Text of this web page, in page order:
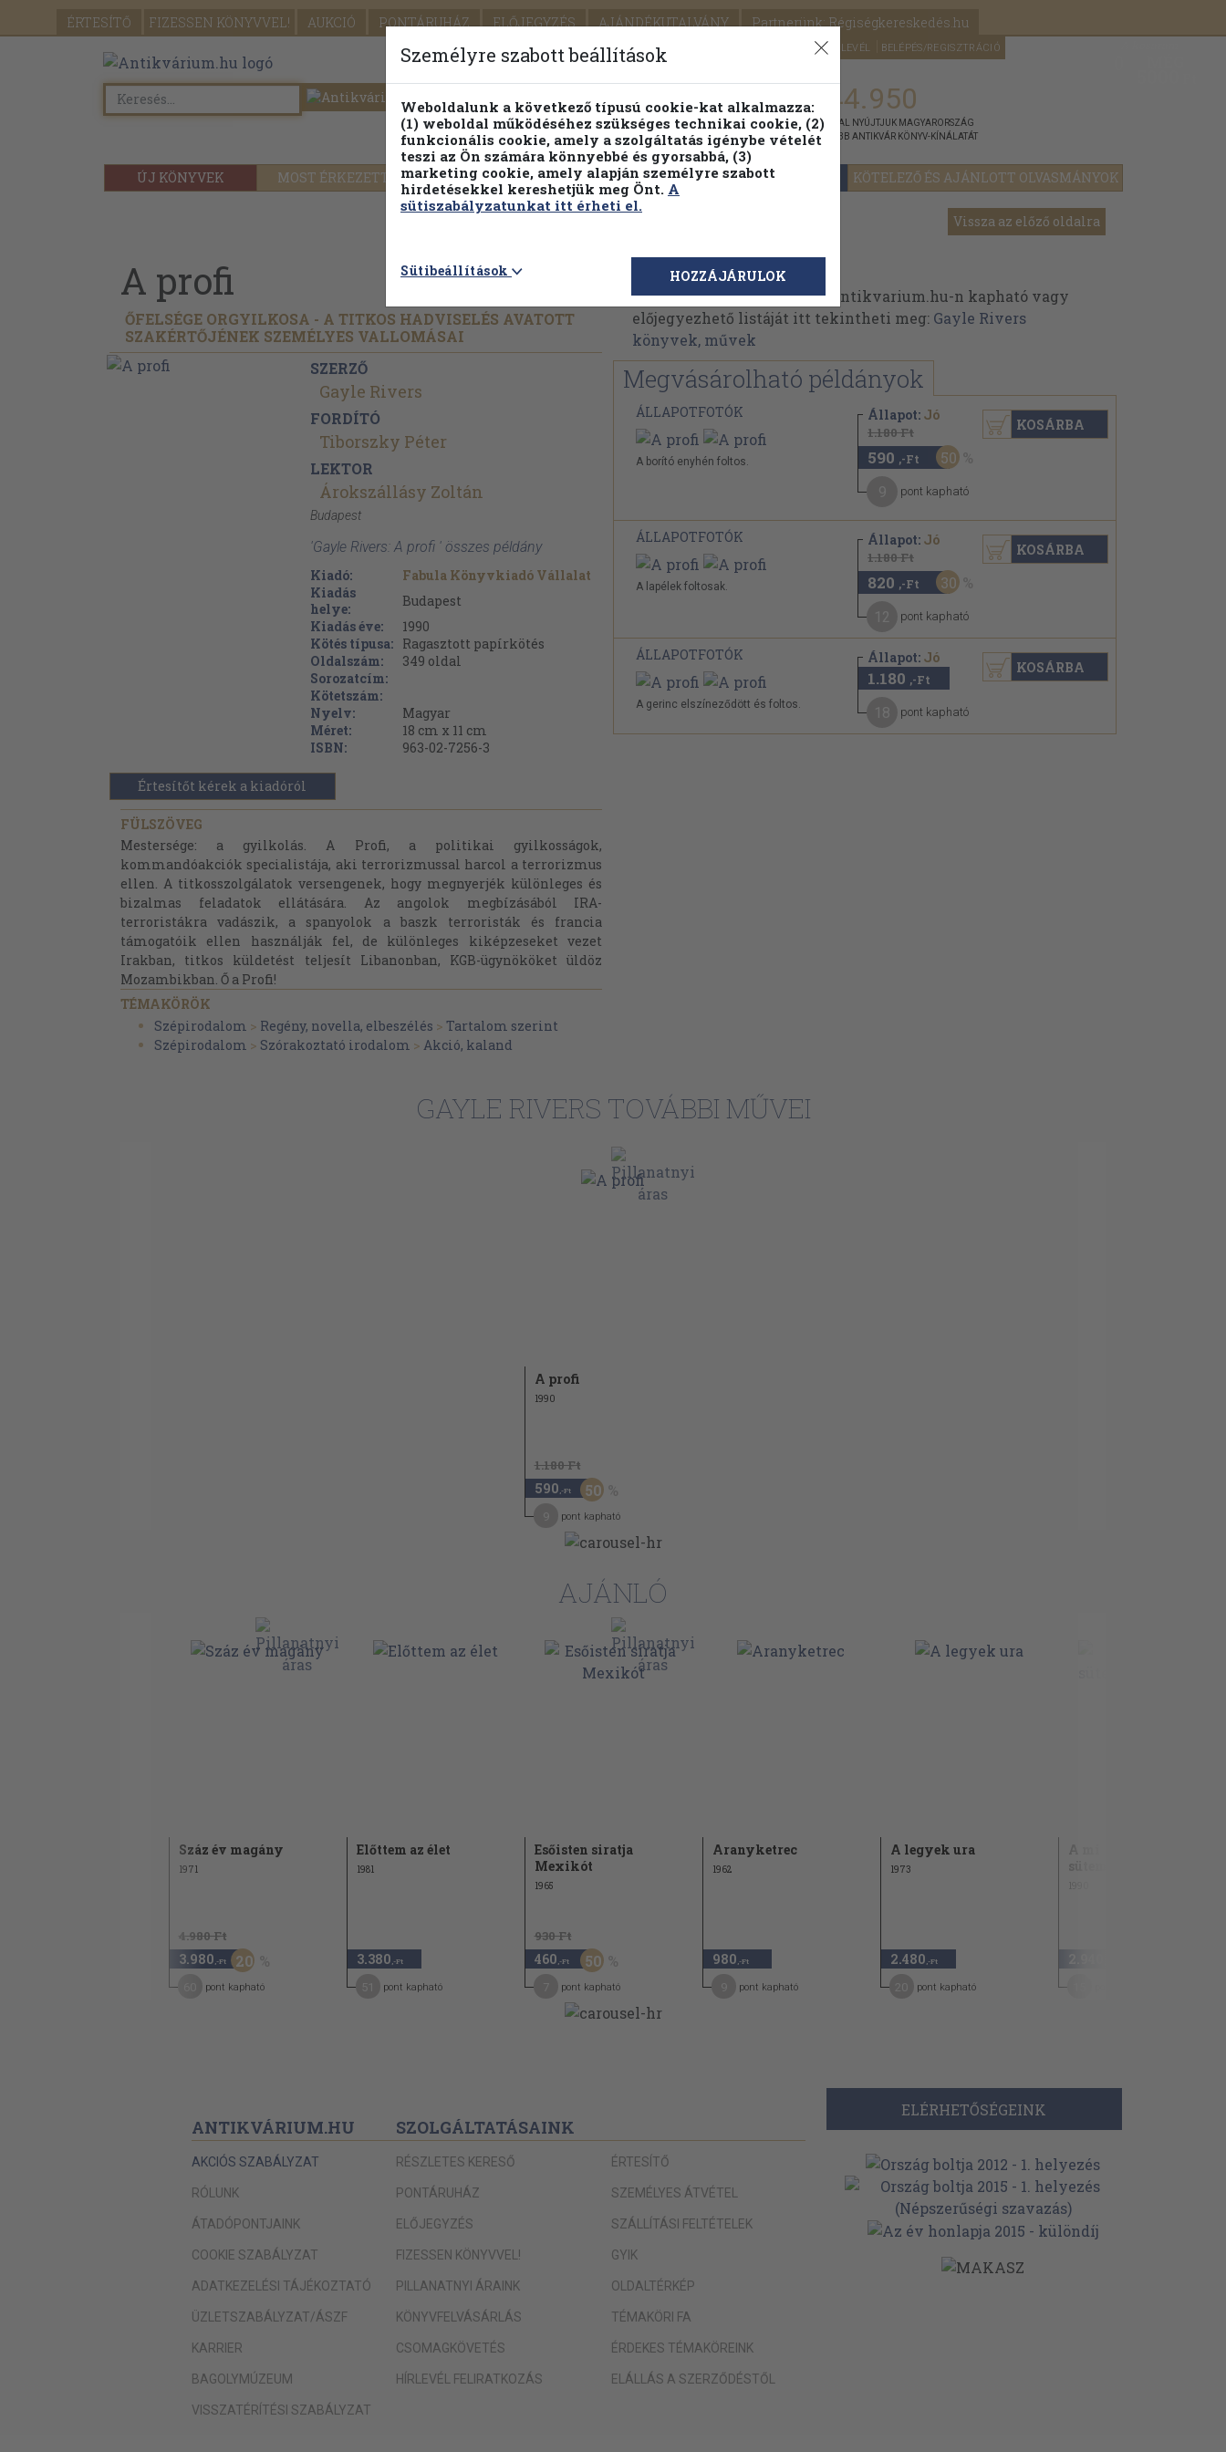
ÉRTESÍTŐ FIZESSEN KÖNYVVEL! AUKCIÓ PONTÁRUHÁZ ELŐJEGYZÉS AJÁNDÉKUTALVÁNY Partnerünk: Régiségkereskedés.hu
SEGÍTSÉG HÍRLEVÉL BELÉPÉS/REGISZTRÁCIÓ
ÚJ KÖNYVEK MOST ÉRKEZETT PILLANATNYI ÁRAINK ÖRÖK TÖRTÉNETEK KÖTELEZŐ ÉS AJÁNLOTT OLVASMÁNYOK
Részletes kereső Témaköri fa 1.144.950
KIADVÁNNYAL NYÚJTJUK MAGYARORSZÁG
LEGNAGYOBB ANTIKVÁR KÖNYV-KÍNÁLATÁT
Vissza az előző oldalra
A profi
ŐFELSÉGE ORGYILKOSA - A TITKOS HADVISELÉS AVATOTT
SZAKÉRTŐJÉNEK SZEMÉLYES VALLOMÁSAI
SZERZŐ
Gayle Rivers
FORDÍTÓ
Tiborszky Péter
LEKTOR
Árokszállásy Zoltán
Budapest
'Gayle Rivers: A profi ' összes példány
Kiadó:
Fabula Könyvkiadó Vállalat
Kiadás
helye:
Budapest
Kiadás éve:
1990
Kötés típusa: Ragasztott papírkötés
Oldalszám:
349 oldal
Sorozatcím:
Kötetszám:
Nyelv:
Magyar
Méret:
18 cm x 11 cm
ISBN:
963-02-7256-3
Értesítőt kérek a kiadóról
FÜLSZÖVEG
Mestersége: a gyilkolás. A Profi, a politikai gyilkosságok,
kommandóakciók specialistája, aki terrorizmussal harcol a terrorizmus
ellen. A titkosszolgálatok versengenek, hogy megnyerjék különleges és
bizalmas feladatok ellátására. Az angolok megbízásából IRA-
terroristákra vadászik, a spanyolok a baszk terroristák és francia
támogatóik ellen használják fel, de különleges kiképzeseket vezet
Irakban, titkos küldetést teljesít Libanonban, KGB-ügynököket üldöz
Mozambikban. Ő a Profi!
TÉMAKÖRÖK
Szépirodalom > Regény, novella, elbeszélés > Tartalom szerint
Szépirodalom > Szórakoztató irodalom > Akció, kaland
Gayle Rivers
Gayle Rivers műveinek az Antikvarium.hu-n kapható vagy
előjegyezhető listáját itt tekintheti meg: Gayle Rivers
könyvek, művek
Megvásárolható példányok
ÁLLAPOTFOTÓK
A borító enyhén foltos.
Állapot: Jó
1.180 Ft
590 ,-Ft 50
pont kapható
KOSÁRBA
ÁLLAPOTFOTÓK
A lapélek foltosak.
Állapot: Jó
1.180 Ft
820 ,-Ft 30
pont kapható
KOSÁRBA
ÁLLAPOTFOTÓK
A gerinc elszíneződött és foltos.
Állapot: Jó
1.180 ,-Ft
pont kapható
KOSÁRBA
GAYLE RIVERS TOVÁBBI MŰVEI
A profi
1990
1.180 Ft
590 ,-Ft 50
pont kapható
AJÁNLÓ
Száz év magány
1971
4.980 Ft
3.980 ,-Ft 20
pont kapható
Előttem az élet
1981
3.380 ,-Ft
pont kapható
Esőisten siratja
Mexikót
1965
930 Ft
460 ,-Ft 50
pont kapható
Aranyketrec
1962
980 ,-Ft
pont kapható
A legyek ura
1973
2.480 ,-Ft
pont kapható
A mi
süteményeskönyvünk
ANTIKVÁRIUM.HU
AKCIÓS SZABÁLYZAT
RÓLUNK
ÁTADÓPONTJAINK
COOKIE SZABÁLYZAT
ADATKEZELÉSI TÁJÉKOZTATÓ
ÜZLETSZABÁLYZAT/ÁSZF
KARRIER
BAGOLYMÚZEUM
VISSZATÉRÍTÉSI SZABÁLYZAT
SZOLGÁLTATÁSAINK
RÉSZLETES KERESŐ
PONTÁRUHÁZ
ELŐJEGYZÉS
FIZESSEN KÖNYVVEL!
PILLANATNYI ÁRAINK
KÖNYVFELVÁSÁRLÁS
CSOMAGKÖVETÉS
HÍRLEVÉL FELIRATKOZÁS
ÉRTESÍTŐ
SZEMÉLYES ÁTVÉTEL
SZÁLLÍTÁSI FELTÉTELEK
GYIK
OLDALTÉRKÉP
TÉMAKÖRI FA
ÉRDEKES TÉMAKÖREINK
ELÁLLÁS A SZERZŐDÉSTŐL
ELÉRHETŐSÉGEINK
Személyre szabott beállítások
Weboldalunk a következő típusú cookie-kat alkalmazza:
(1) weboldal működéséhez szükséges technikai cookie, (2)
funkcionális cookie, amely a szolgáltatás igénybe vételét
teszi az Ön számára könnyebbé és gyorsabbá, (3)
marketing cookie, amely alapján személyre szabott
hirdetésekkel kereshetjük meg Önt. A
sütiszabályzatunkat itt érheti el.
Sütibeállítások HOZZÁJÁRULOK